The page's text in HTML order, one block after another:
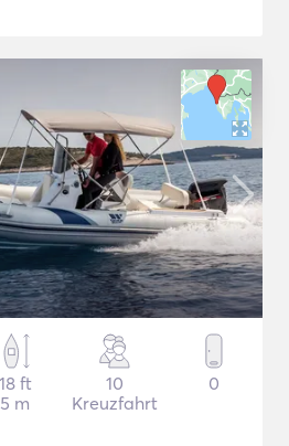
18 ft
5 m
10
Kreuzfahrt
0